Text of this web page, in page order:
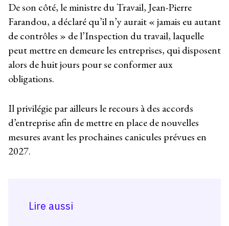
De son côté, le ministre du Travail, Jean-Pierre
Farandou, a déclaré qu’il n’y aurait « jamais eu autant
de contrôles » de l’Inspection du travail, laquelle
peut mettre en demeure les entreprises, qui disposent
alors de huit jours pour se conformer aux
obligations.
Il privilégie par ailleurs le recours à des accords
d’entreprise afin de mettre en place de nouvelles
mesures avant les prochaines canicules prévues en
2027.
Lire aussi